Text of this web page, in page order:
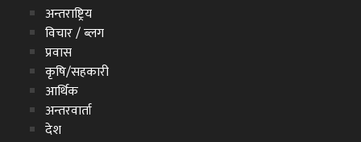
अन्तराष्ट्रिय
विचार / ब्लग
प्रवास
कृषि/सहकारी
आर्थिक
अन्तरवार्ता
देश